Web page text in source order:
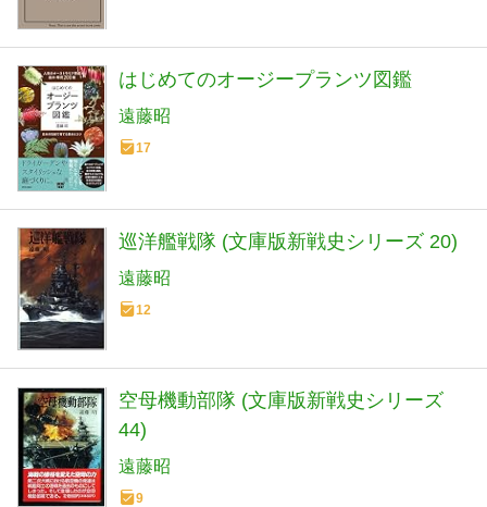
はじめてのオージープランツ図鑑
遠藤昭
17
巡洋艦戦隊 (文庫版新戦史シリーズ 20)
遠藤昭
12
空母機動部隊 (文庫版新戦史シリーズ
44)
遠藤昭
9